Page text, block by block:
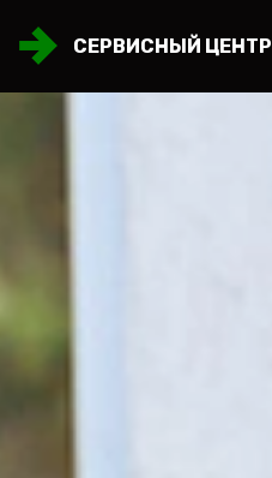
СЕРВИСНЫЙ ЦЕНТР